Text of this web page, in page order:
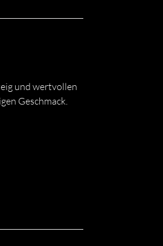
und wertvollen
Geschmack.